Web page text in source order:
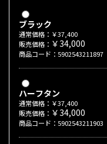
ブラック
通常価格：￥37,400
販売価格： ￥34,000
商品コード：5902543211897
ハーフタン
通常価格：￥37,400
販売価格： ￥34,000
商品コード：5902543211903